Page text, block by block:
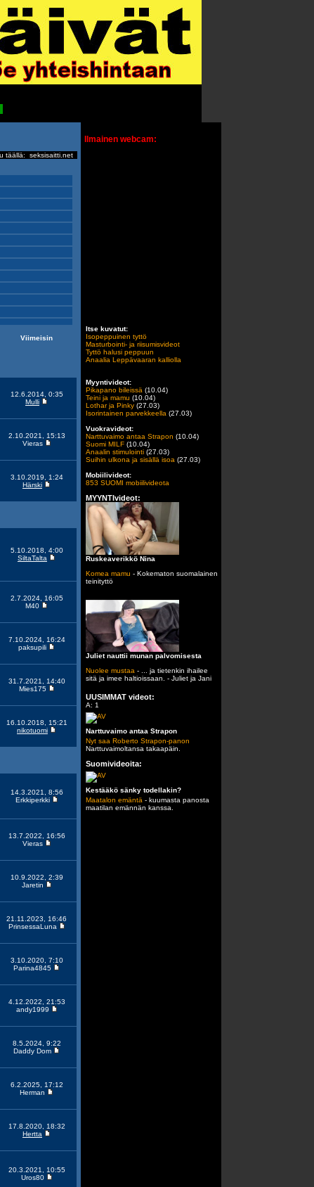
täällä: seksisaitti.net
Viimeisin
12.6.2014, 0:35
Mulli
2.10.2021, 15:13
Vieras
3.10.2019, 1:24
Härski
5.10.2018, 4:00
SiltaTalta
2.7.2024, 16:05
M40
7.10.2024, 16:24
paksupili
31.7.2021, 14:40
Mies175
16.10.2018, 15:21
nikotuomi
14.3.2021, 8:56
Erkkiperkki
13.7.2022, 16:56
Vieras
10.9.2022, 2:39
Jaretin
21.11.2023, 16:46
PrinsessaLuna
3.10.2020, 7:10
Parina4845
4.12.2022, 21:53
andy1999
8.5.2024, 9:22
Daddy Dom
6.2.2025, 17:12
Herman
17.8.2020, 18:32
Hertta
20.3.2021, 10:55
Uros80
Ilmainen webcam:
Itse kuvatut:
Isopeppuinen tyttö
Masturbointi- ja riisumisvideot
Tyttö halusi peppuun
Anaalia Leppävaaran kalliolla
Myyntivideot:
Pikapano bileissä (10.04)
Teini ja mamu (10.04)
Lothar ja Pinky (27.03)
Isorintainen parvekkeella (27.03)
Vuokravideot:
Narttuvaimo antaa Strapon (10.04)
Suomi MILF (10.04)
Anaalin stimulointi (27.03)
Suihin ulkona ja sisällä isoa (27.03)
Mobiilivideot:
853 SUOMI mobiilivideota
MYYNTIvideot:
Ruskeaverikkö Nina
Komea mamu - Kokematon suomalainen
teinityttö
Juliet nauttii munan palvomisesta
Nuolee mustaa - ... ja tietenkin ihailee
sitä ja imee haltioissaan. - Juliet ja Jani
UUSIMMAT videot:
A: 1
Narttuvaimo antaa Strapon
Nyt saa Roberto Strapon-panon
Narttuvaimoltansa takaapäin.
Suomivideoita:
Kestääkö sänky todellakin?
Maatalon emäntä - kuumasta panosta
maatilan emännän kanssa.